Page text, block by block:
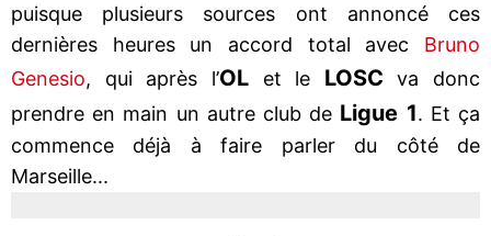
puisque plusieurs sources ont annoncé ces
dernières heures un accord total avec Bruno
Genesio, qui après l’OLet le LOSCva donc
prendre en main un autre club de Ligue 1. Et ça
commence déjà à faire parler du côté de
Marseille...